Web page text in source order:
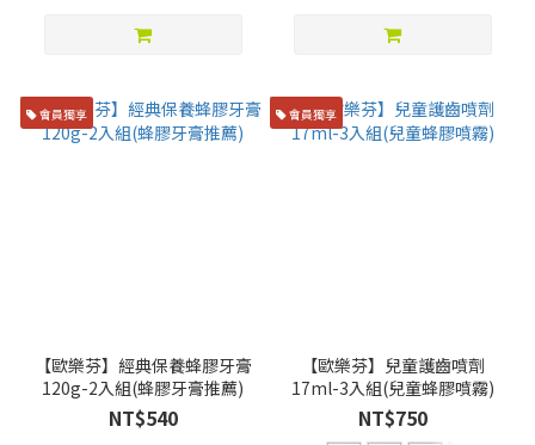
會員獨享
【歐樂芬】經典保養蜂膠牙膏
120g-2入組(蜂膠牙膏推薦)
NT$540
會員獨享
【歐樂芬】兒童護齒噴劑
17ml-3入組(兒童蜂膠噴霧)
NT$750